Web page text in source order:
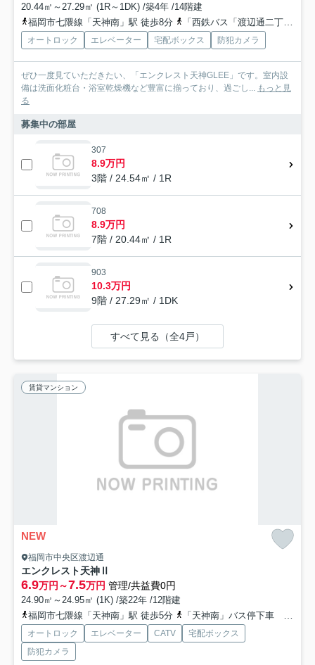
20.44㎡～27.29㎡ (1R～1DK) /築4年 /14階建
福岡市七隈線「天神南」駅 徒歩8分
「西鉄バス「渡辺通二丁目」」バス停下車 徒歩5分
オートロック エレベーター 宅配ボックス 防犯カメラ
ぜひ一度見ていただきたい、「エンクレスト天神GLEE」です。室内設
備は洗面化粧台・浴室乾燥機など豊富に揃っており、過ごし... もっと見
る
募集中の部屋
307
8.9万円
3階 / 24.54㎡ / 1R
708
8.9万円
7階 / 20.44㎡ / 1R
903
10.3万円
9階 / 27.29㎡ / 1DK
すべて見る（全4戸）
賃貸マンション
NEW
福岡市中央区渡辺通
エンクレスト天神Ⅱ
6.9万円～7.5万円 管理/共益費0円
24.90㎡～24.95㎡ (1K) /築22年 /12階建
福岡市七隈線「天神南」駅 徒歩5分
「天神南」バス停下車 徒歩4分
オートロック エレベーター CATV
宅配ボックス
防犯カメラ